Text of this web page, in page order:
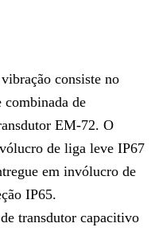
consiste no
combinada de
EM-72. O
de liga leve IP67
em invólucro de
IP65.
transdutor capacitivo